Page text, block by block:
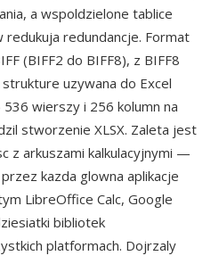
a wspoldzielone tablice
redukuja redundancje. Format
(BIFF2 do BIFF8), z BIFF8
uzywana do Excel
wierszy i 256 kolumn na
stworzenie XLSX. Zaleta jest
z arkuszami kalkulacyjnymi —
kazda glowna aplikacje
LibreOffice Calc, Google
bibliotek
platformach. Dojrzaly